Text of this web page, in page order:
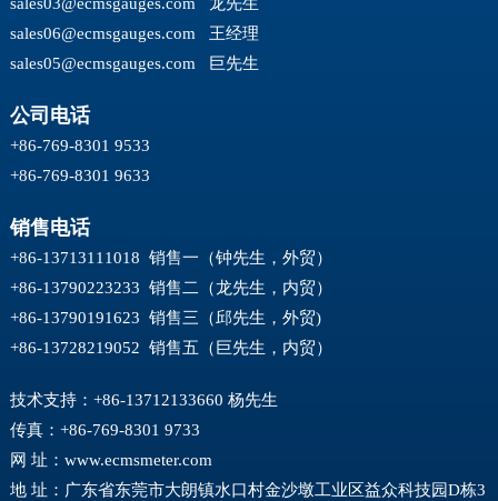
sales03@ecmsgauges.com龙先生
sales06@ecmsgauges.com王经理
sales05@ecmsgauges.com巨先生
公司电话
+86-769-8301 9533
+86-769-8301 9633
销售电话
+86-13713111018 销售一（钟先生，外贸）
+86-13790223233 销售二（龙先生，内贸）
+86-13790191623 销售三（邱先生，外贸)
+86-13728219052 销售五（巨先生，内贸）
技术支持：+86-13712133660 杨先生
传真：+86-769-8301 9733
网 址： www.ecmsmeter.com
地 址：广东省东莞市大朗镇水口村金沙墩工业区益众科技园D栋3